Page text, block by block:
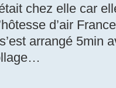
chez elle car
d’air
arrangé 5min